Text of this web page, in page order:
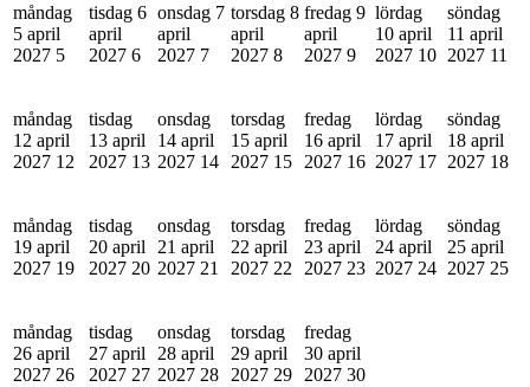
måndag
5 april
2027 5
tisdag 6
april
2027 6
onsdag 7
april
2027 7
torsdag 8
april
2027 8
fredag 9
april
2027 9
lördag
10 april
2027 10
söndag
11 april
2027 11
måndag
12 april
2027 12
tisdag
13 april
2027 13
onsdag
14 april
2027 14
torsdag
15 april
2027 15
fredag
16 april
2027 16
lördag
17 april
2027 17
söndag
18 april
2027 18
måndag
19 april
2027 19
tisdag
20 april
2027 20
onsdag
21 april
2027 21
torsdag
22 april
2027 22
fredag
23 april
2027 23
lördag
24 april
2027 24
söndag
25 april
2027 25
måndag
26 april
2027 26
tisdag
27 april
2027 27
onsdag
28 april
2027 28
torsdag
29 april
2027 29
fredag
30 april
2027 30